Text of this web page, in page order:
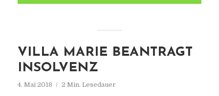
VILLA MARIE BEANTRAGT
INSOLVENZ
4. Mai 2018 2 Min. Lesedauer